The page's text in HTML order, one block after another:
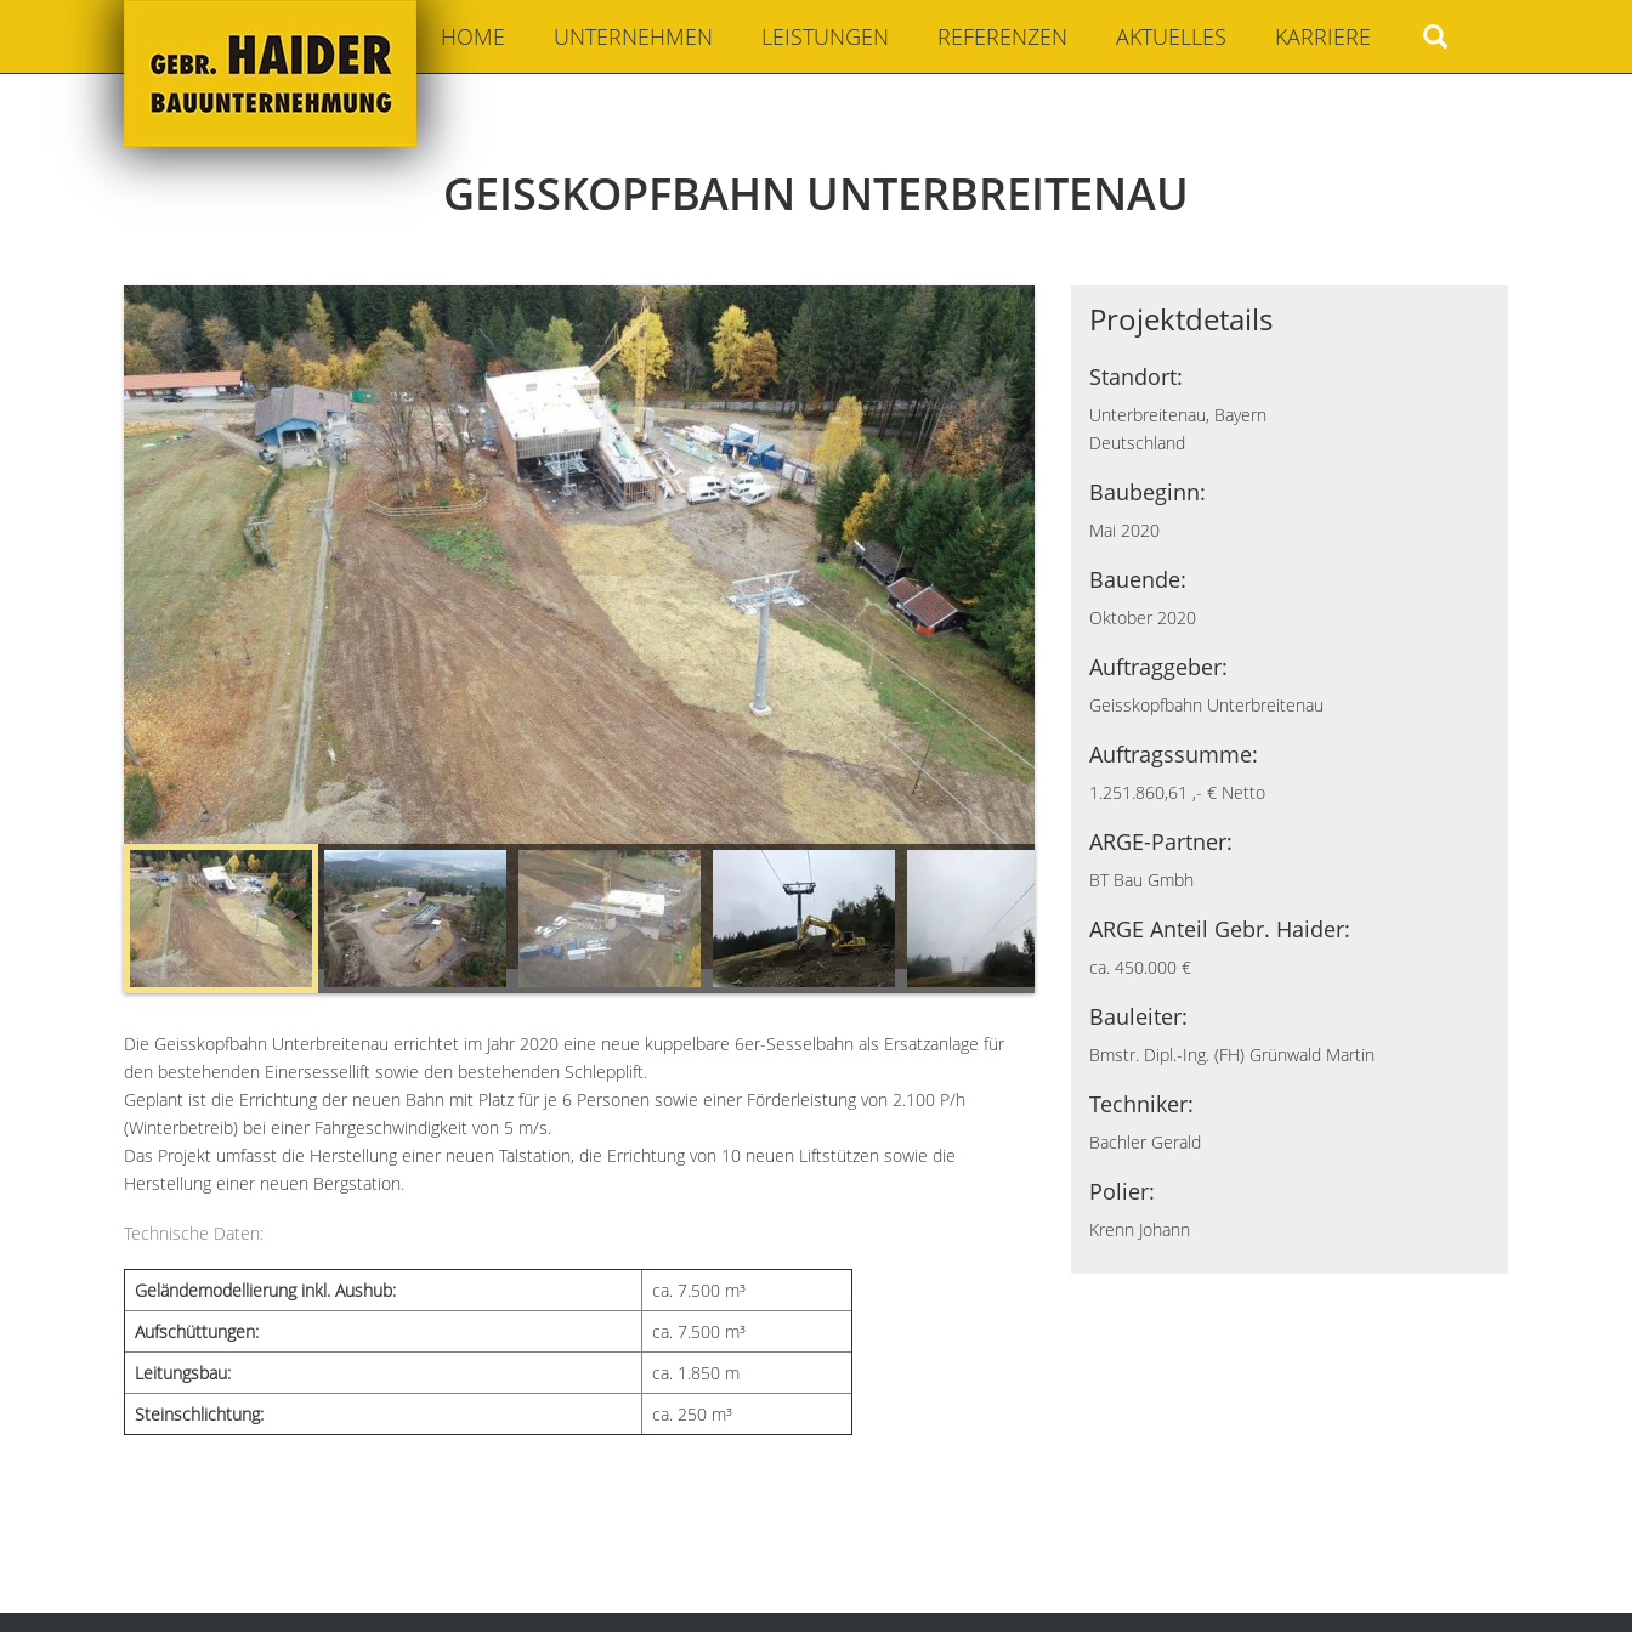
HOME UNTERNEHMEN LEISTUNGEN REFERENZEN AKTUELLES KARRIERE
GEISSKOPFBAHN UNTERBREITENAU
Die Geisskopfbahn Unterbreitenau errichtet im Jahr 2020 eine neue kuppelbare 6er-Sesselbahn als Ersatzanlage für
den bestehenden Einersessellift sowie den bestehenden Schlepplift.
Geplant ist die Errichtung der neuen Bahn mit Platz für je 6 Personen sowie einer Förderleistung von 2.100 P/h
(Winterbetreib) bei einer Fahrgeschwindigkeit von 5 m/s.
Das Projekt umfasst die Herstellung einer neuen Talstation, die Errichtung von 10 neuen Liftstützen sowie die
Herstellung einer neuen Bergstation.
Technische Daten:
Geländemodellierung inkl. Aushub:
ca. 7.500 m³
Aufschüttungen:
ca. 7.500 m³
Leitungsbau:
ca. 1.850 m
Steinschlichtung:
ca. 250 m³
Projektdetails
Standort:
Unterbreitenau, Bayern
Deutschland
Baubeginn:
Mai 2020
Bauende:
Oktober 2020
Auftraggeber:
Geisskopfbahn Unterbreitenau
Auftragssumme:
1.251.860,61 ,- € Netto
ARGE-Partner:
BT Bau Gmbh
ARGE Anteil Gebr. Haider:
ca. 450.000 €
Bauleiter:
Bmstr. Dipl.-Ing. (FH) Grünwald Martin
Techniker:
Bachler Gerald
Polier:
Krenn Johann